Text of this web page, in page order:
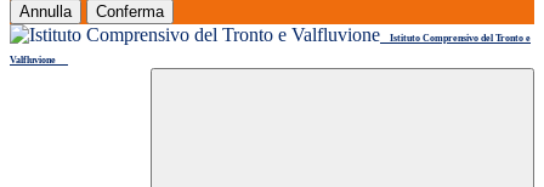
Annulla Conferma
Istituto Comprensivo del Tronto e
Valfluvione